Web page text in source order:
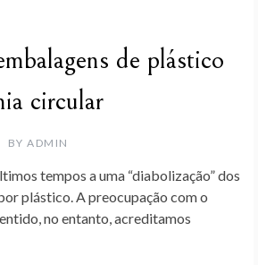
de plástico
circular
BY ADMIN
tempos a uma “diabolização” dos
plástico. A preocupação com o
no entanto, acreditamos